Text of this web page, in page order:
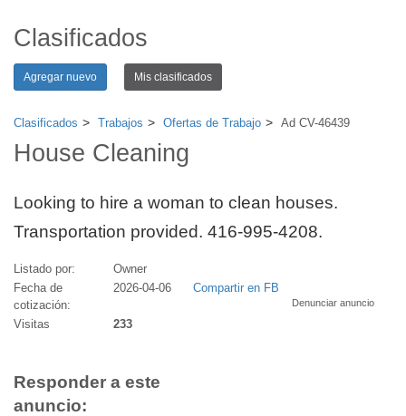
Clasificados
Agregar nuevo Mis clasificados
Clasificados Trabajos Ofertas de Trabajo Ad CV-46439
House Cleaning
Looking to hire a woman to clean houses.
Transportation provided. 416-995-4208.
Listado por:
Owner
Fecha de
cotización:
2026-04-06 Compartir en FB
Denunciar anuncio
Visitas 233
Responder a este
anuncio: